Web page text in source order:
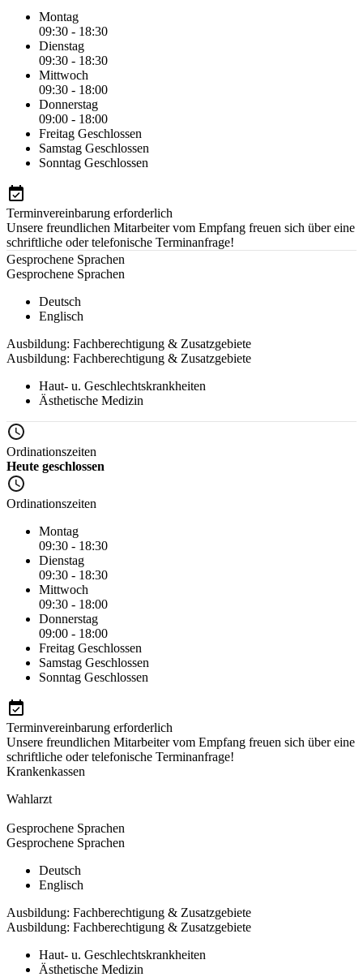
Montag
09:30 - 18:30
Dienstag
09:30 - 18:30
Mittwoch
09:30 - 18:00
Donnerstag
09:00 - 18:00
Freitag Geschlossen
Samstag Geschlossen
Sonntag Geschlossen
Terminvereinbarung erforderlich
Unsere freundlichen Mitarbeiter vom Empfang freuen sich über eine
schriftliche oder telefonische Terminanfrage!
Gesprochene Sprachen
Gesprochene Sprachen
Deutsch
Englisch
Ausbildung: Fachberechtigung & Zusatzgebiete
Ausbildung: Fachberechtigung & Zusatzgebiete
Haut- u. Geschlechtskrankheiten
Ästhetische Medizin
Ordinationszeiten
Heute geschlossen
Ordinationszeiten
Montag
09:30 - 18:30
Dienstag
09:30 - 18:30
Mittwoch
09:30 - 18:00
Donnerstag
09:00 - 18:00
Freitag Geschlossen
Samstag Geschlossen
Sonntag Geschlossen
Terminvereinbarung erforderlich
Unsere freundlichen Mitarbeiter vom Empfang freuen sich über eine
schriftliche oder telefonische Terminanfrage!
Krankenkassen
Wahlarzt
Gesprochene Sprachen
Gesprochene Sprachen
Deutsch
Englisch
Ausbildung: Fachberechtigung & Zusatzgebiete
Ausbildung: Fachberechtigung & Zusatzgebiete
Haut- u. Geschlechtskrankheiten
Ästhetische Medizin